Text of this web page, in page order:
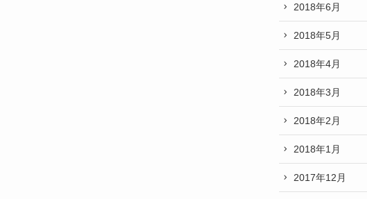
2018年6月
2018年5月
2018年4月
2018年3月
2018年2月
2018年1月
2017年12月